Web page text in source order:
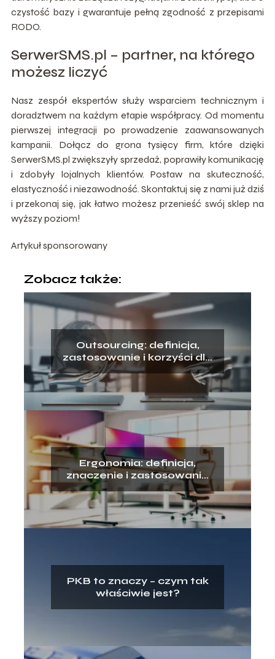
czystość bazy i gwarantuje pełną zgodność z przepisami
RODO.
SerwerSMS.pl – partner, na którego
możesz liczyć
Nasz zespół ekspertów służy wsparciem technicznym i
doradztwem na każdym etapie współpracy. Od momentu
pierwszej integracji po prowadzenie zaawansowanych
kampanii. Dołącz do grona tysięcy firm, które dzięki
SerwerSMS.pl zwiększyły sprzedaż, poprawiły komunikację
i zdobyły lojalnych klientów. Postaw na skuteczność,
elastyczność i niezawodność. Skontaktuj się z nami już dziś
i przekonaj się, jak łatwo możesz przenieść swój sklep na
wyższy poziom!
Artykuł sponsorowany
Zobacz także:
Outsourcing: definicja,
zastosowanie i korzyści dla
Firm
Ergonomia: definicja,
znaczenie i zastosowanie
w środowisku pracy
PKB to znaczy – czym tak
właściwie jest?